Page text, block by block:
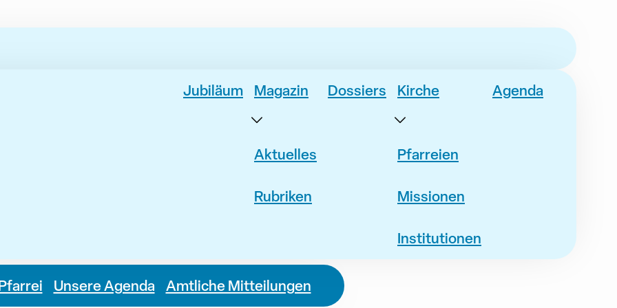
Jubiläum Magazin
Aktuelles
Rubriken
Dossiers Kirche
Pfarreien
Missionen
Institutionen
Agenda
Unsere Agenda Amtliche Mitteilungen